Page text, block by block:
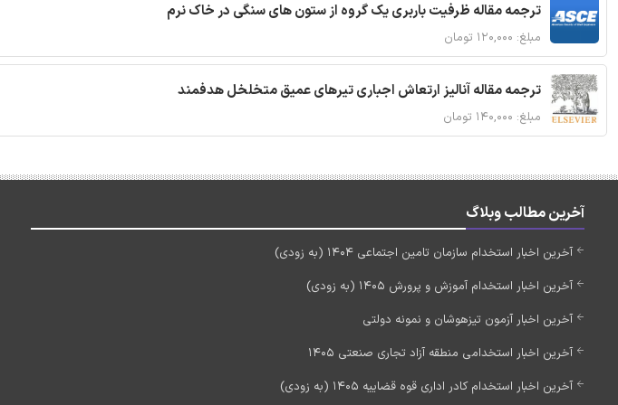
ترجمه مقاله ظرفیت باربری یک گروه از ستون های سنگی در خاک نرم
مبلغ: ۱۲۰,۰۰۰ تومان
ترجمه مقاله آنالیز ارتعاش اجباری تیرهای عمیق متخلخل هدفمند
مبلغ: ۱۴۰,۰۰۰ تومان
آخرین مطالب وبلاگ
آخرین اخبار استخدام سازمان تامین اجتماعی 1404 (به زودی)
آخرین اخبار استخدام آموزش و پرورش 1405 (به زودی)
آخرین اخبار آزمون تیزهوشان و نمونه دولتی
آخرین اخبار استخدامی منطقه آزاد تجاری صنعتی 1405
آخرین اخبار استخدام کادر اداری قوه قضاییه 1405 (به زودی)